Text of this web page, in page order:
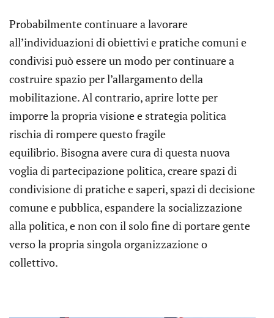
Probabilmente continuare a lavorare
all’individuazioni di obiettivi e pratiche comuni e
condivisi può essere un modo per continuare a
costruire spazio per l’allargamento della
mobilitazione. Al contrario, aprire lotte per
imporre la propria visione e strategia politica
rischia di rompere questo fragile
equilibrio. Bisogna avere cura di questa nuova
voglia di partecipazione politica, creare spazi di
condivisione di pratiche e saperi, spazi di decisione
comune e pubblica, espandere la socializzazione
alla politica, e non con il solo fine di portare gente
verso la propria singola organizzazione o
collettivo.